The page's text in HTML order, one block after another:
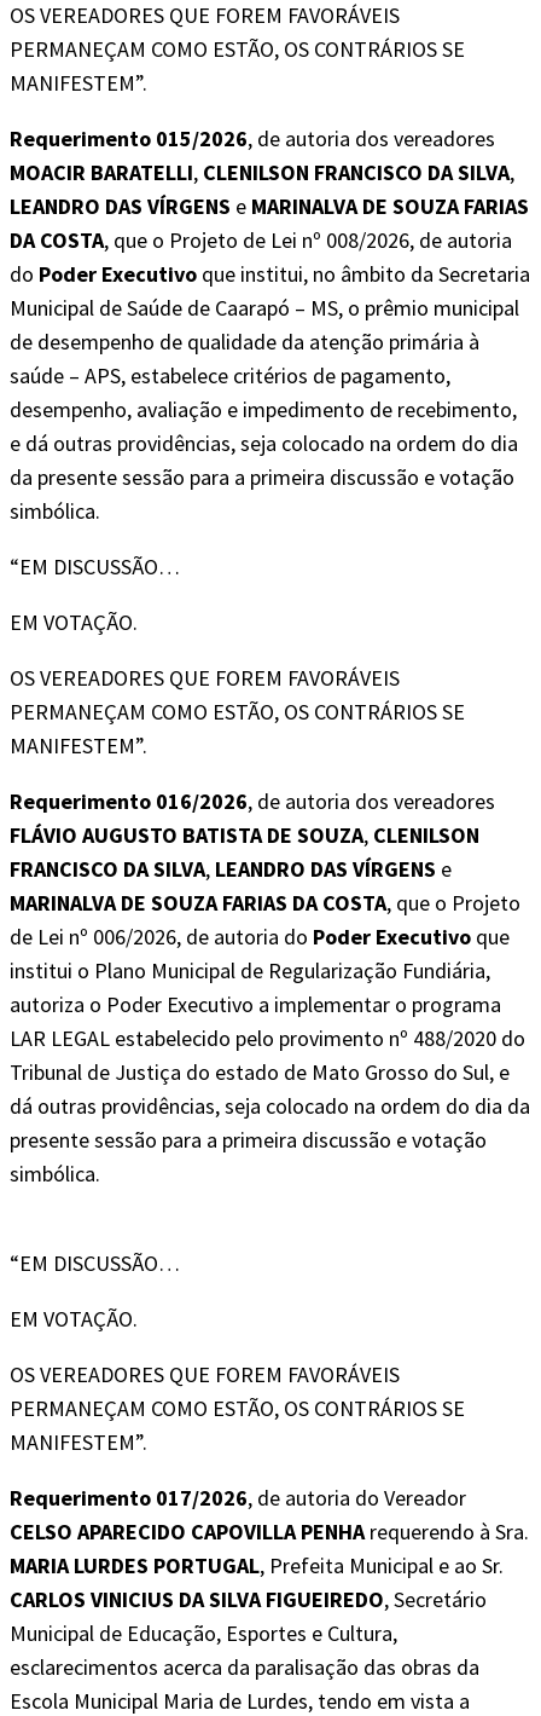
OS VEREADORES QUE FOREM FAVORÁVEIS
PERMANEÇAM COMO ESTÃO, OS CONTRÁRIOS SE
MANIFESTEM”.
Requerimento 015/2026, de autoria dos vereadores
MOACIR BARATELLI, CLENILSON FRANCISCO DA SILVA,
LEANDRO DAS VÍRGENS e MARINALVA DE SOUZA FARIAS
DA COSTA, que o Projeto de Lei nº 008/2026, de autoria
do Poder Executivo que institui, no âmbito da Secretaria
Municipal de Saúde de Caarapó – MS, o prêmio municipal
de desempenho de qualidade da atenção primária à
saúde – APS, estabelece critérios de pagamento,
desempenho, avaliação e impedimento de recebimento,
e dá outras providências, seja colocado na ordem do dia
da presente sessão para a primeira discussão e votação
simbólica.
“EM DISCUSSÃO…
EM VOTAÇÃO.
OS VEREADORES QUE FOREM FAVORÁVEIS
PERMANEÇAM COMO ESTÃO, OS CONTRÁRIOS SE
MANIFESTEM”.
Requerimento 016/2026, de autoria dos vereadores
FLÁVIO AUGUSTO BATISTA DE SOUZA, CLENILSON
FRANCISCO DA SILVA, LEANDRO DAS VÍRGENS e
MARINALVA DE SOUZA FARIAS DA COSTA, que o Projeto
de Lei nº 006/2026, de autoria do Poder Executivo que
institui o Plano Municipal de Regularização Fundiária,
autoriza o Poder Executivo a implementar o programa
LAR LEGAL estabelecido pelo provimento nº 488/2020 do
Tribunal de Justiça do estado de Mato Grosso do Sul, e
dá outras providências, seja colocado na ordem do dia da
presente sessão para a primeira discussão e votação
simbólica.
“EM DISCUSSÃO…
EM VOTAÇÃO.
OS VEREADORES QUE FOREM FAVORÁVEIS
PERMANEÇAM COMO ESTÃO, OS CONTRÁRIOS SE
MANIFESTEM”.
Requerimento 017/2026, de autoria do Vereador
CELSO APARECIDO CAPOVILLA PENHArequerendo à Sra.
MARIA LURDES PORTUGAL, Prefeita Municipal e ao Sr.
CARLOS VINICIUS DA SILVA FIGUEIREDO, Secretário
Municipal de Educação, Esportes e Cultura,
esclarecimentos acerca da paralisação das obras da
Escola Municipal Maria de Lurdes, tendo em vista a